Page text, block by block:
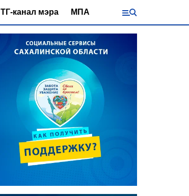
ТГ-канал мэра МПА